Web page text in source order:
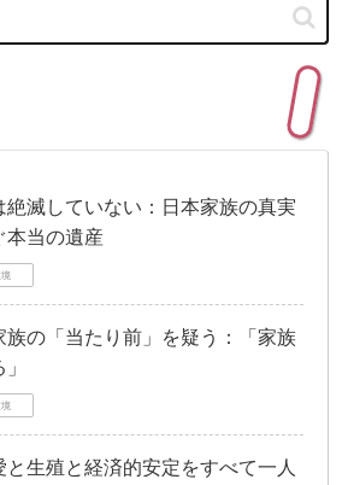
絶滅していない：日本家族の真実
本当の遺産
族の「当たり前」を疑う：「家族
生殖と経済的安定をすべて一人